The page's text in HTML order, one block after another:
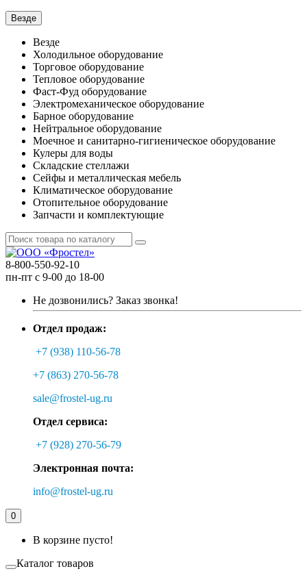
Везде
Везде
Холодильное оборудование
Торговое оборудование
Тепловое оборудование
Фаст-Фуд оборудование
Электромеханическое оборудование
Барное оборудование
Нейтральное оборудование
Моечное и санитарно-гигиеническое оборудование
Кулеры для воды
Складские стеллажи
Сейфы и металлическая мебель
Климатическое оборудование
Отопительное оборудование
Запчасти и комплектующие
8-800-550-92-10
пн-пт с 9-00 до 18-00
Не дозвонились? Заказ звонка!
Отдел продаж:
+7 (938) 110-56-78
+7 (863) 270-56-78
sale@frostel-ug.ru
Отдел сервиса:
+7 (928) 270-56-79
Электронная почта:
info@frostel-ug.ru
0
В корзине пусто!
Каталог товаров